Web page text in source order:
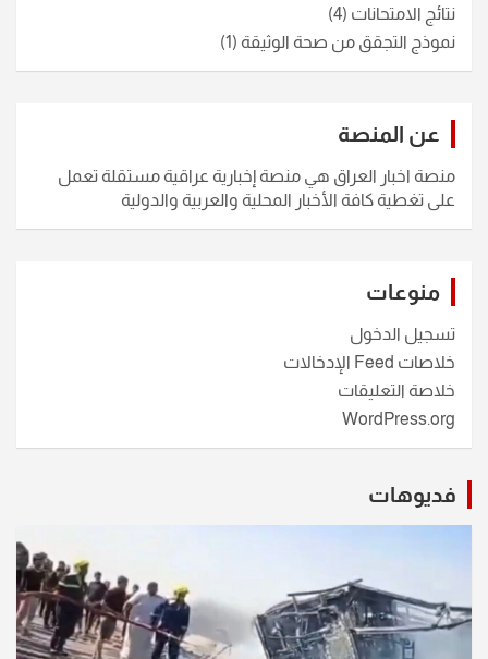
نتائج الامتحانات (4)
نموذج التجقق من صحة الوثيقة (1)
عن المنصة
منصة اخبار العراق هي منصة إخبارية عراقية مستقلة تعمل
على تغطية كافة الأخبار المحلية والعربية والدولية
منوعات
تسجيل الدخول
خلاصات Feed الإدخالات
خلاصة التعليقات
WordPress.org
فديوهات